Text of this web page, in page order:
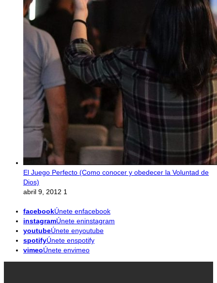
El Juego Perfecto (Como conocer y obedecer la Voluntad de
Dios)
abril 9, 2012 1
facebookÚnete enfacebook
instagramÚnete eninstagram
youtubeÚnete enyoutube
spotifyÚnete enspotify
vimeoÚnete envimeo